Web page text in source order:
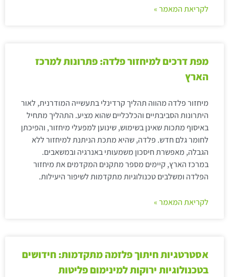
לקריאת המאמר »
מפת דרכים למיחזור פלדה: פתרונות למרכז
הארץ
מיחזור פלדה מהווה תהליך קרדינלי בתעשייה המודרנית, לאור
היתרונות הסביבתיים והכלכליים שהוא מציע. התהליך מתחיל
באיסוף מתכות שאינן בשימוש, שינוען למפעלי מיחזור, והפיכתן
לחומר גלם חדש. פלדה, שהיא מתכת הניתנת למיחזור ללא
הגבלה, מאפשרת חיסכון משמעותי באנרגיה ובמשאבים.
במרכז הארץ, קיימים מספר מתקנים המקדמים את מיחזור
הפלדה ומשלבים טכנולוגיות מתקדמות לשיפור היעילות.
לקריאת המאמר »
אסטרטגיות חיתוך פלזמה מתקדמות: חידושים
בטכנולוגיות ירוקות למינימום פליטות